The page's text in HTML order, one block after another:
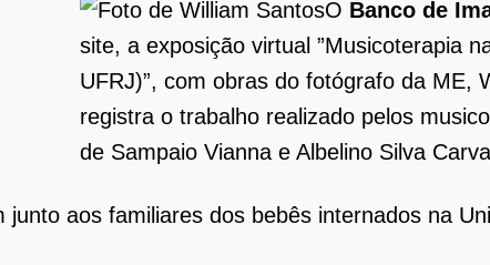
O Banco de
site, a exposição virtual ”Musicoterapia
UFRJ)”, com obras do fotógrafo da ME,
registra o trabalho realizado pelos
de Sampaio Vianna e Albelino Silva
aos familiares dos bebês internados na